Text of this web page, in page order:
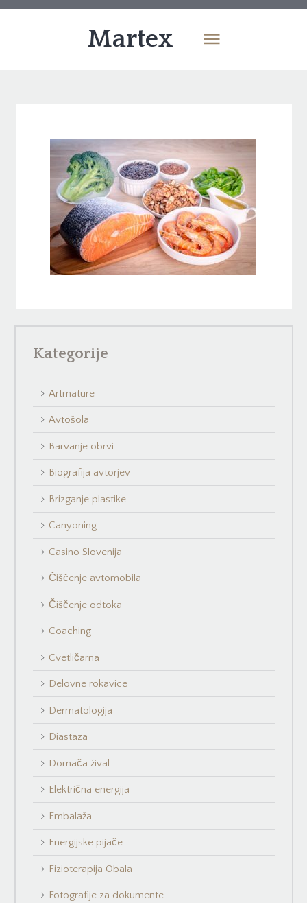
Martex
Kategorije
Artmature
Avtošola
Barvanje obrvi
Biografija avtorjev
Brizganje plastike
Canyoning
Casino Slovenija
Čiščenje avtomobila
Čiščenje odtoka
Coaching
Cvetličarna
Delovne rokavice
Dermatologija
Diastaza
Domača žival
Električna energija
Embalaža
Energijske pijače
Fizioterapija Obala
Fotografije za dokumente